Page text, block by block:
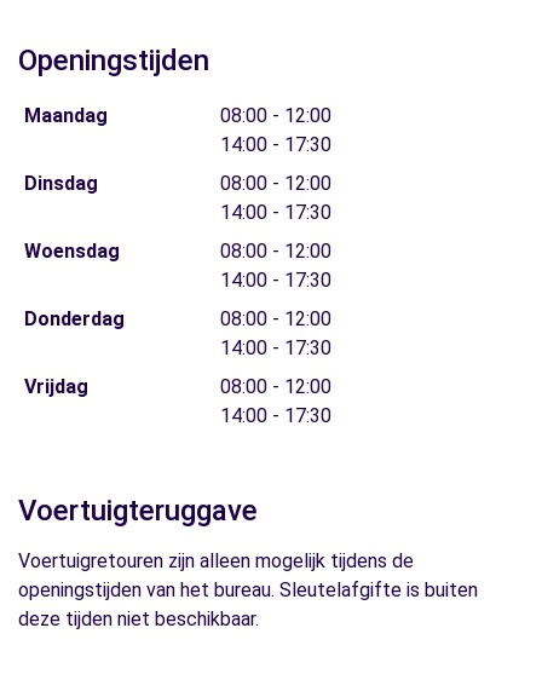
Openingstijden
Maandag
08:00 - 12:00
14:00 - 17:30
Dinsdag
08:00 - 12:00
14:00 - 17:30
Woensdag
08:00 - 12:00
14:00 - 17:30
Donderdag
08:00 - 12:00
14:00 - 17:30
Vrijdag
08:00 - 12:00
14:00 - 17:30
Voertuigteruggave
Voertuigretouren zijn alleen mogelijk tijdens de
openingstijden van het bureau. Sleutelafgifte is buiten
deze tijden niet beschikbaar.